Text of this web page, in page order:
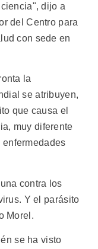
dijo a
del Centro para
con sede en
la
se atribuyen,
que causa el
muy diferente
contra los
Y el parásito
Morel.
se ha visto